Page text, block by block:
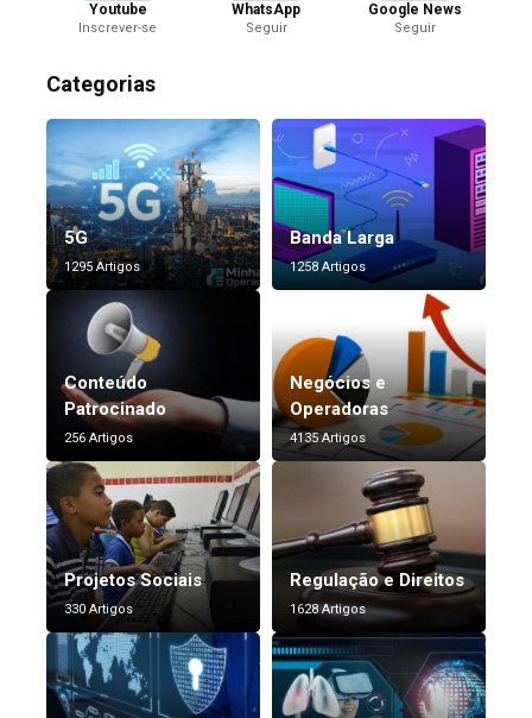
Youtube
Inscrever-se
WhatsApp
Seguir
Google News
Seguir
Categorias
5G
1295 Artigos
Banda Larga
1258 Artigos
Conteúdo
Patrocinado
256 Artigos
Negócios e
Operadoras
4135 Artigos
Projetos Sociais
330 Artigos
Regulação e Direitos
1628 Artigos